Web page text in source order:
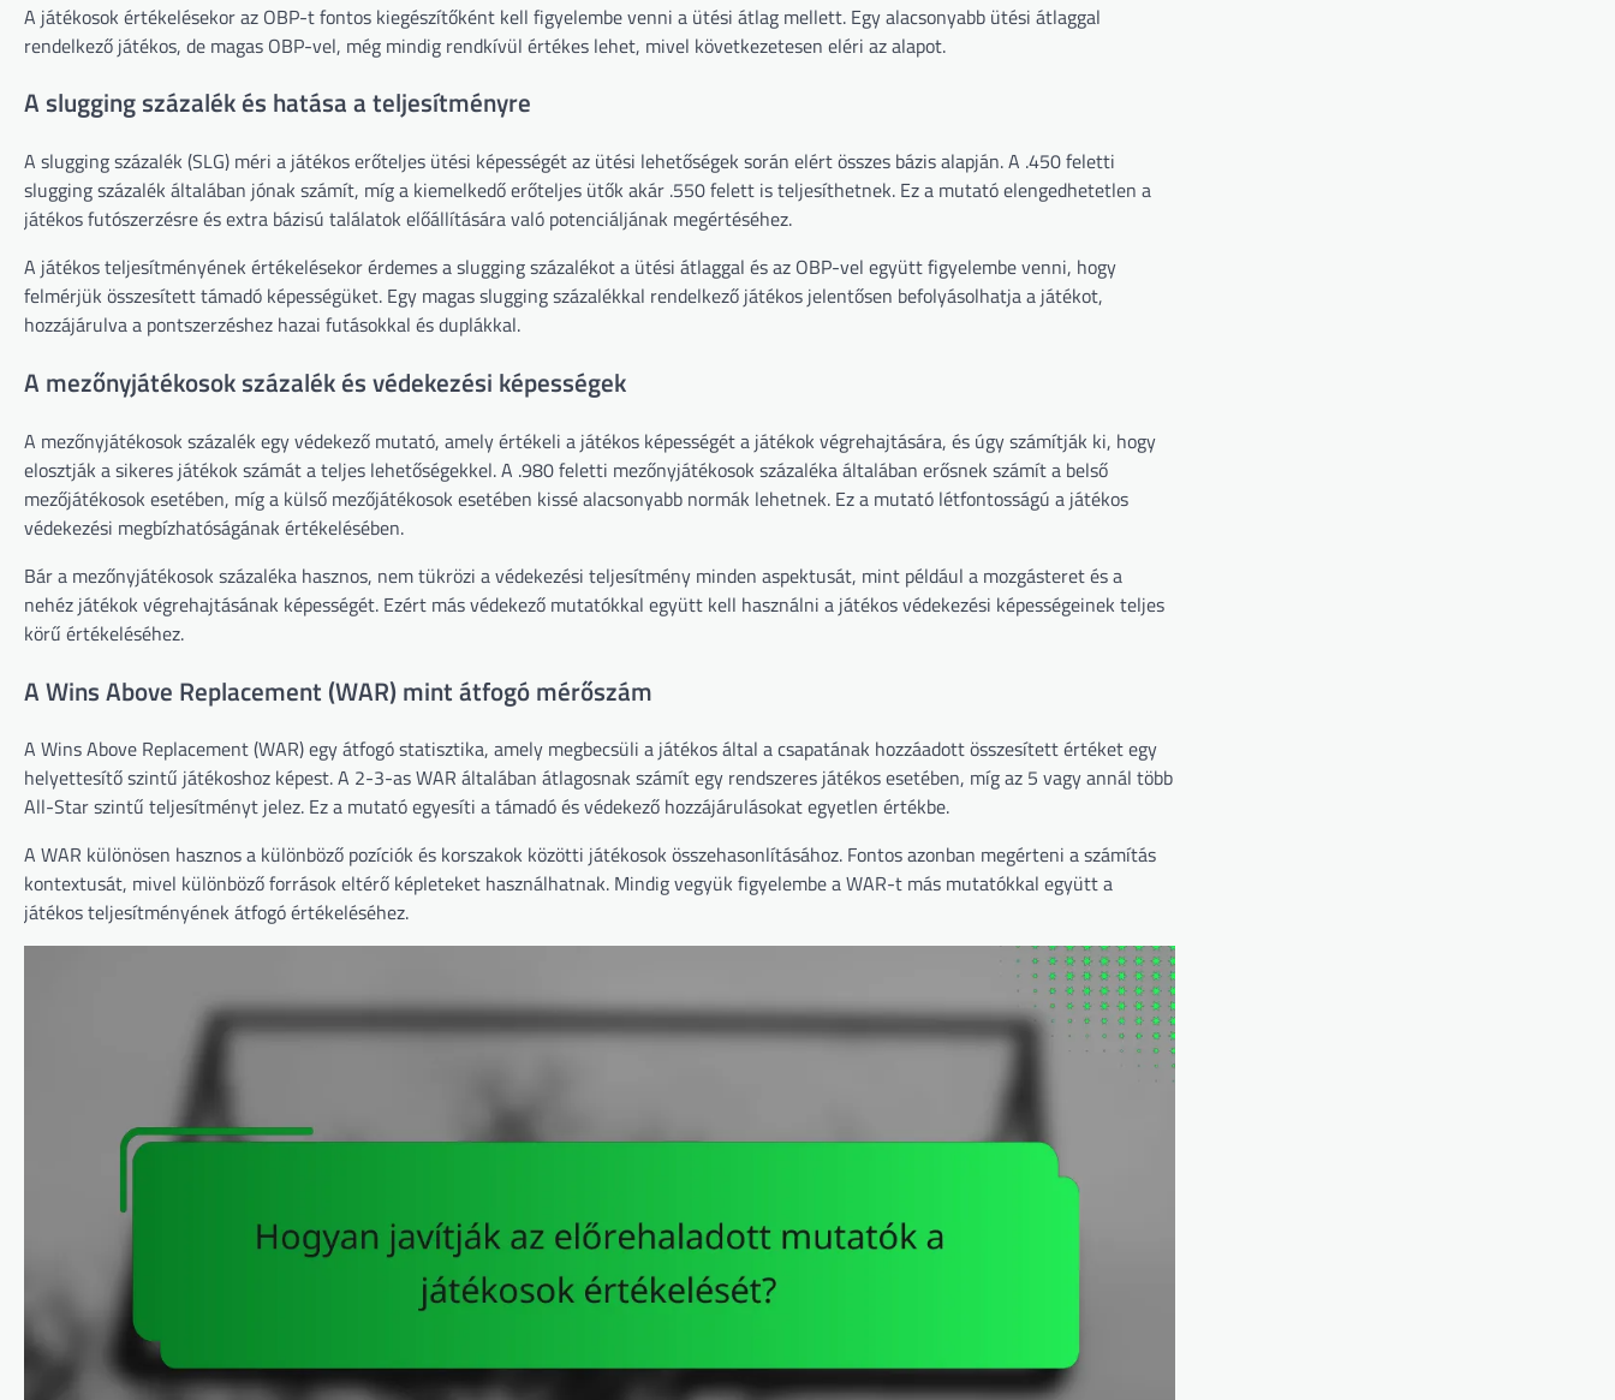
A játékosok értékelésekor az OBP-t fontos kiegészítőként kell figyelembe venni a ütési átlag mellett. Egy alacsonyabb ütési átlaggal
rendelkező játékos, de magas OBP-vel, még mindig rendkívül értékes lehet, mivel következetesen eléri az alapot.
A slugging százalék és hatása a teljesítményre
A slugging százalék (SLG) méri a játékos erőteljes ütési képességét az ütési lehetőségek során elért összes bázis alapján. A .450 feletti
slugging százalék általában jónak számít, míg a kiemelkedő erőteljes ütők akár .550 felett is teljesíthetnek. Ez a mutató elengedhetetlen a
játékos futószerzésre és extra bázisú találatok előállítására való potenciáljának megértéséhez.
A játékos teljesítményének értékelésekor érdemes a slugging százalékot a ütési átlaggal és az OBP-vel együtt figyelembe venni, hogy
felmérjük összesített támadó képességüket. Egy magas slugging százalékkal rendelkező játékos jelentősen befolyásolhatja a játékot,
hozzájárulva a pontszerzéshez hazai futásokkal és duplákkal.
A mezőnyjátékosok százalék és védekezési képességek
A mezőnyjátékosok százalék egy védekező mutató, amely értékeli a játékos képességét a játékok végrehajtására, és úgy számítják ki, hogy
elosztják a sikeres játékok számát a teljes lehetőségekkel. A .980 feletti mezőnyjátékosok százaléka általában erősnek számít a belső
mezőjátékosok esetében, míg a külső mezőjátékosok esetében kissé alacsonyabb normák lehetnek. Ez a mutató létfontosságú a játékos
védekezési megbízhatóságának értékelésében.
Bár a mezőnyjátékosok százaléka hasznos, nem tükrözi a védekezési teljesítmény minden aspektusát, mint például a mozgásteret és a
nehéz játékok végrehajtásának képességét. Ezért más védekező mutatókkal együtt kell használni a játékos védekezési képességeinek teljes
körű értékeléséhez.
A Wins Above Replacement (WAR) mint átfogó mérőszám
A Wins Above Replacement (WAR) egy átfogó statisztika, amely megbecsüli a játékos által a csapatának hozzáadott összesített értéket egy
helyettesítő szintű játékoshoz képest. A 2-3-as WAR általában átlagosnak számít egy rendszeres játékos esetében, míg az 5 vagy annál több
All-Star szintű teljesítményt jelez. Ez a mutató egyesíti a támadó és védekező hozzájárulásokat egyetlen értékbe.
A WAR különösen hasznos a különböző pozíciók és korszakok közötti játékosok összehasonlításához. Fontos azonban megérteni a számítás
kontextusát, mivel különböző források eltérő képleteket használhatnak. Mindig vegyük figyelembe a WAR-t más mutatókkal együtt a
játékos teljesítményének átfogó értékeléséhez.